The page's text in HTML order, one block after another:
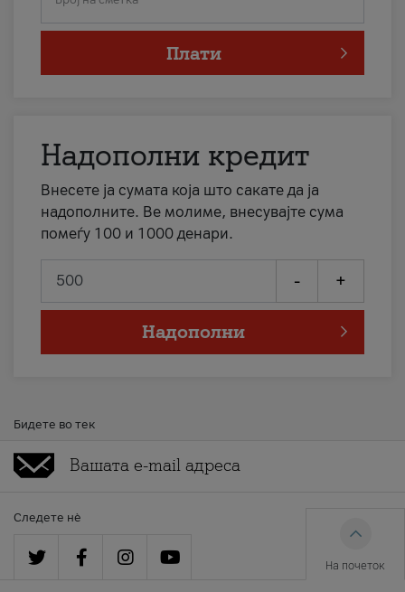
Плати
Надополни кредит
Внесете ја сумата која што сакате да ја
надополните. Ве молиме, внесувајте сума
помеѓу 100 и 1000 денари.
- +
Надополни
Бидете во тек
Следете нè
На почеток